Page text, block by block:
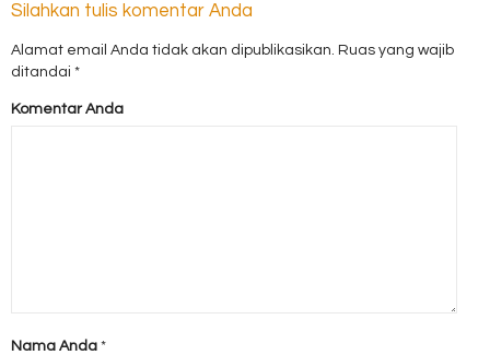
Silahkan tulis komentar Anda
Alamat email Anda tidak akan dipublikasikan. Ruas yang wajib
ditandai *
Komentar Anda
Nama Anda *